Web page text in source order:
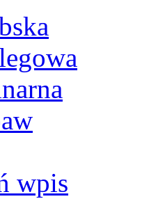
wpis